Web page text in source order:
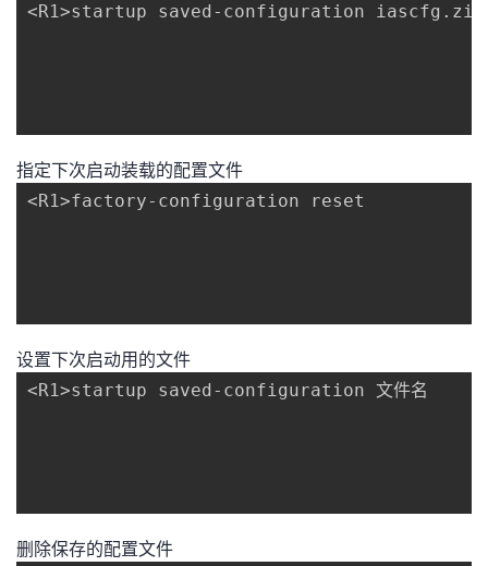
<R1>startup saved-configuration iascfg.zip
指定下次启动装载的配置文件
<R1>factory-configuration reset
设置下次启动用的文件
<R1>startup saved-configuration 文件名
删除保存的配置文件